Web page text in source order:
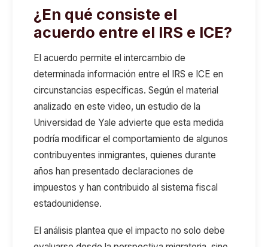
¿En qué consiste el
acuerdo entre el IRS e ICE?
El acuerdo permite el intercambio de
determinada información entre el IRS e ICE en
circunstancias específicas. Según el material
analizado en este video, un estudio de la
Universidad de Yale advierte que esta medida
podría modificar el comportamiento de algunos
contribuyentes inmigrantes, quienes durante
años han presentado declaraciones de
impuestos y han contribuido al sistema fiscal
estadounidense.
El análisis plantea que el impacto no solo debe